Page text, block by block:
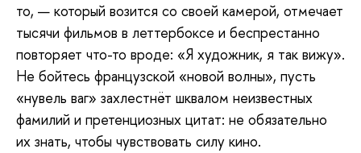
то, — который возится со своей камерой, отмечает
тысячи фильмов в леттербоксе и беспрестанно
повторяет что-то вроде: «Я художник, я так вижу».
Не бойтесь французской «новой волны», пусть
«нувель ваг» захлестнёт шквалом неизвестных
фамилий и претенциозных цитат: не обязательно
их знать, чтобы чувствовать силу кино.